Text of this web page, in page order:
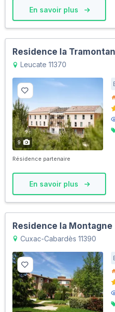
En savoir plus
Residence la
Leucate 11370
9
Résidence partenaire
En savoir plus
Residence la Montagne
Cuxac-Cabardès 11390